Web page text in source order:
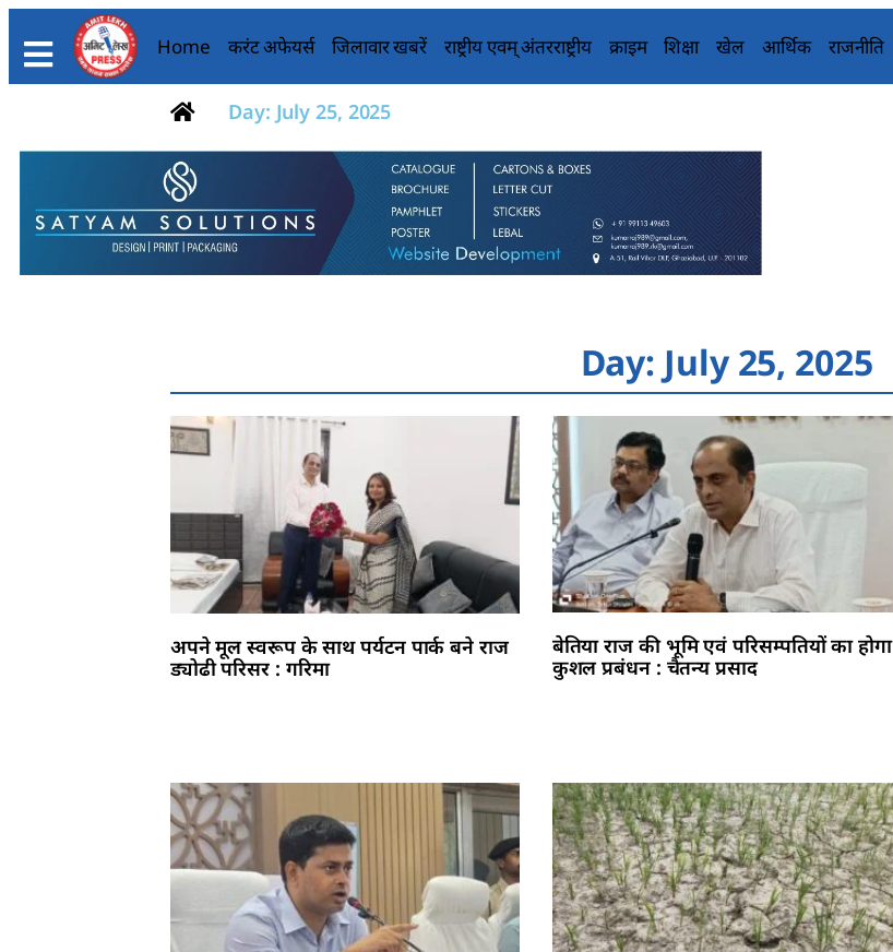
Home करंट अफेयर्स जिलावार खबरें राष्ट्रीय एवम् अंतरराष्ट्रीय क्राइम शिक्षा खेल आर्थिक राजनीति
Day: July 25, 2025
Day: July 25, 2025
अपने मूल स्वरूप के साथ पर्यटन पार्क बने राज
ड्योढी परिसर : गरिमा
बेतिया राज की भूमि एवं परिसम्पतियों का होगा
कुशल प्रबंधन : चैतन्य प्रसाद